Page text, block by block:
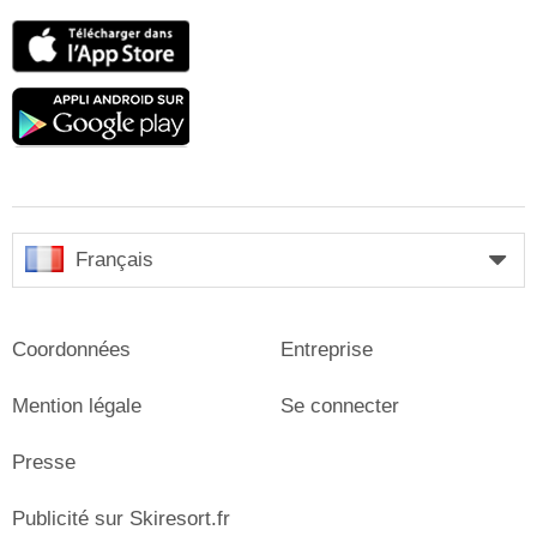
Google
Français
Coordonnées
Mention légale
Presse
Entreprise
Se connecter
Publicité sur Skiresort.fr